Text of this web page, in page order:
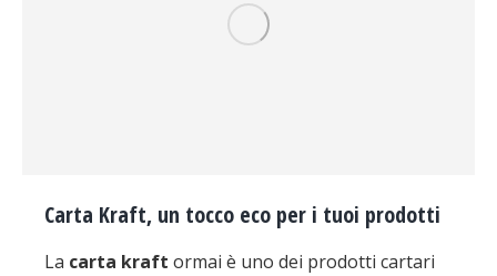
Carta Kraft, un tocco eco per i tuoi prodotti
La carta kraft ormai è uno dei prodotti cartari